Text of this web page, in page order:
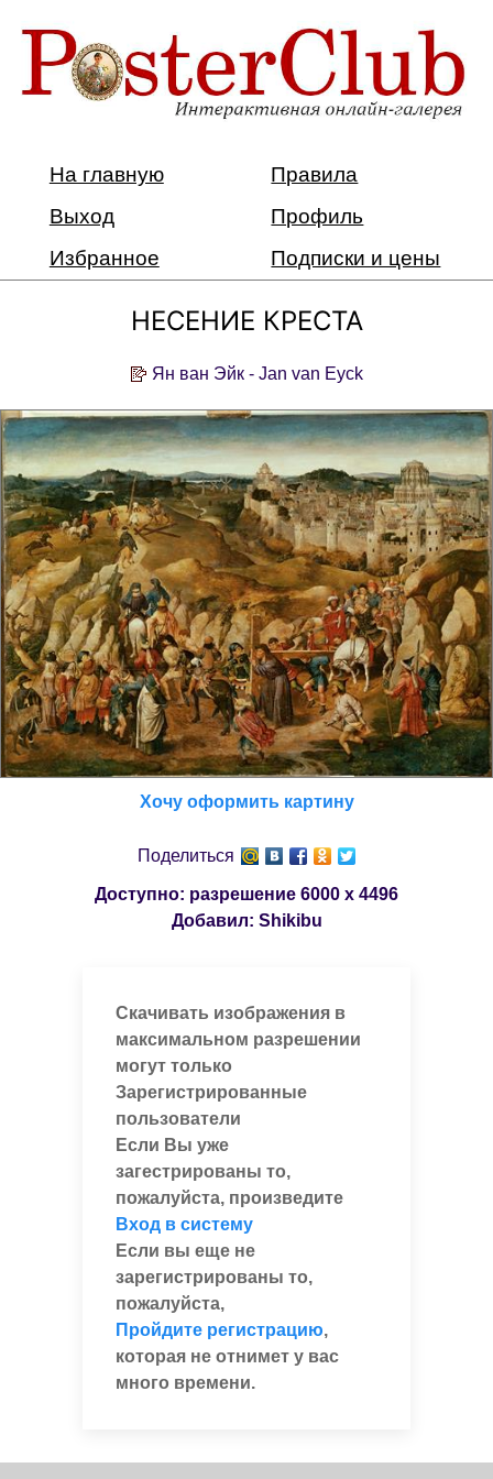
На главную
Правила
Выход
Профиль
Избранное
Подписки и цены
НЕСЕНИЕ КРЕСТА
Ян ван Эйк - Jan van Eyck
Хочу оформить картину
Поделиться
Доступно: разрешение 6000 x 4496
Добавил: Shikibu
Скачивать изображения в
максимальном разрешении
могут только
Зарегистрированные
пользователи
Если Вы уже
загестрированы то,
пожалуйста, произведите
Вход в систему
Если вы еще не
зарегистрированы то,
пожалуйста,
Пройдите регистрацию,
которая не отнимет у вас
много времени.